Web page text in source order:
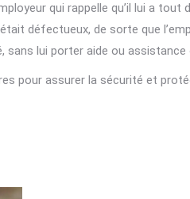
qui rappelle qu’il lui a
défectueux, de sorte que
sans lui porter aide ou
pour assurer la sécurité et